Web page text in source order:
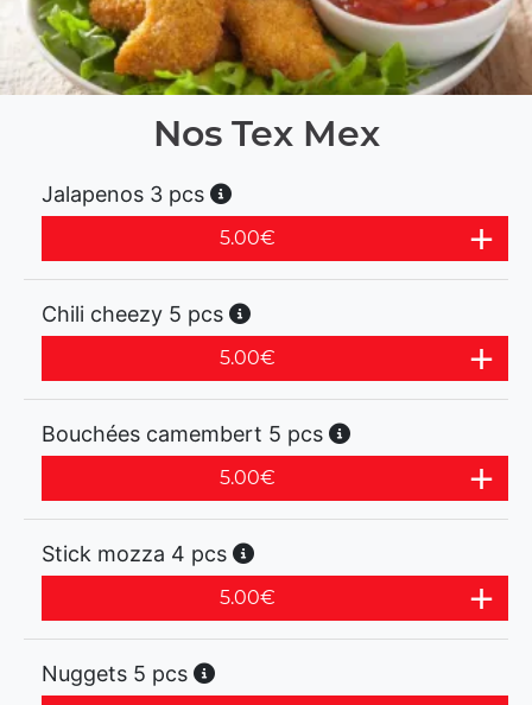
Nos Tex Mex
Jalapenos 3 pcs
5.00€
Chili cheezy 5 pcs
5.00€
Bouchées camembert 5 pcs
5.00€
Stick mozza 4 pcs
5.00€
Nuggets 5 pcs